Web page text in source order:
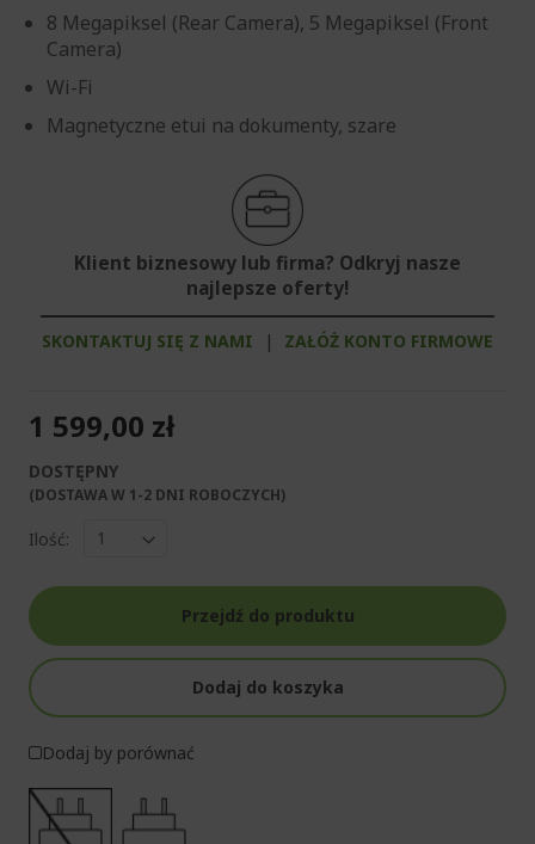
8 Megapiksel (Rear Camera), 5 Megapiksel (Front
Camera)
Wi-Fi
Magnetyczne etui na dokumenty, szare
Klient biznesowy lub firma? Odkryj nasze
najlepsze oferty!
SKONTAKTUJ SIĘ Z NAMI | ZAŁÓŻ KONTO FIRMOWE
1 599,00 zł
DOSTĘPNY
(DOSTAWA W 1-2 DNI ROBOCZYCH)​
Ilość:
Przejdź do produktu
Dodaj do koszyka
Dodaj by porównać